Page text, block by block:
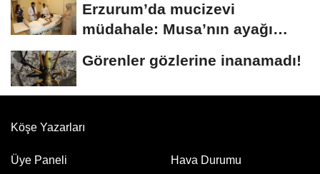
Erzurum’da mucizevi
müdahale: Musa’nın ayağı
Görenler gözlerine inanamadı!
Köşe Yazarları
Üye Paneli
Hava Durumu